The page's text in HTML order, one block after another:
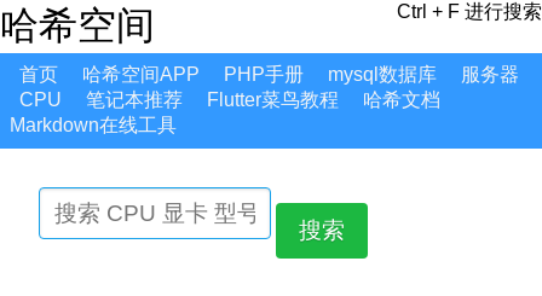
哈希空间 Ctrl + F 进行搜索
首页 哈希空间APP PHP手册 mysql数据库
服务器
CPU
笔记本推荐 Flutter菜鸟教程
哈希文档
Markdown在线工具
搜索